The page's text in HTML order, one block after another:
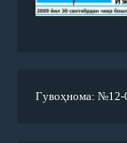
Гувоҳнома: №12-